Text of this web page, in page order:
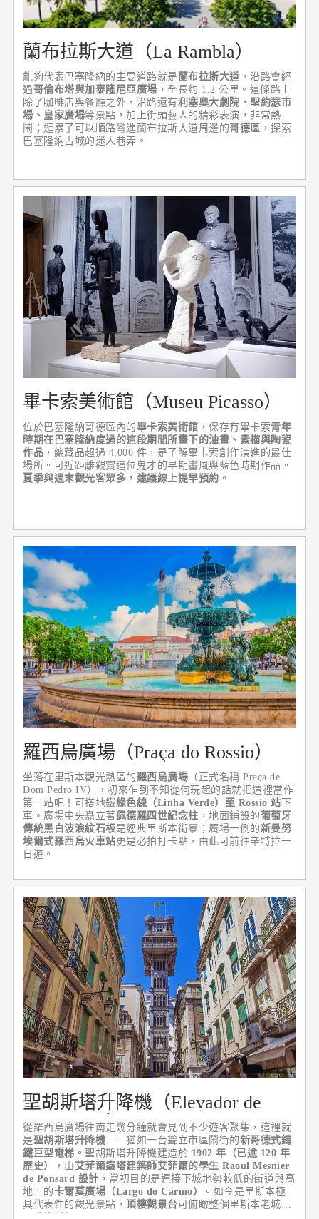
蘭布拉斯大道（La Rambla）
能夠代表巴塞隆納的主要道路就是蘭布拉斯大道 ，沿路會經
過哥倫布塔與加泰隆尼亞廣場 ，全長約 1.2 公里。這條路上
除了咖啡店與餐廳之外，沿路還有利塞奧大劇院、聖約瑟市
場、皇家廣場等景點，加上街頭藝人的精彩表演，非常熱
鬧；逛累了可以順路彎進蘭布拉斯大道周邊的哥德區 ，探索
巴塞隆納古城的迷人巷弄。
畢卡索美術館（Museu Picasso）
位於巴塞隆納哥德區內的畢卡索美術館 ，保存有畢卡索青年
時期在巴塞隆納度過的這段期間所畫下的油畫、素描與陶瓷
作品 ，總藏品超過 4,000 件，是了解畢卡索創作演進的最佳
場所。可近距離觀賞這位鬼才的早期畫風與藍色時期作品。
夏季與週末觀光客眾多，建議線上提早預約 。
羅西烏廣場（Praça do Rossio）
坐落在里斯本觀光熱區的 羅西烏廣場 （正式名稱 Praça de
Dom Pedro IV），初來乍到不知從何玩起的話就把這裡當作
第一站吧！可搭地鐵綠色線（Linha Verde）至 Rossio 站 下
車。廣場中央矗立著佩德羅四世紀念柱 ，地面鋪設的葡萄牙
傳統黑白波浪紋石板是經典里斯本街景；廣場一側的新曼努
埃爾式羅西烏火車站 更是必拍打卡點，由此可前往辛特拉一
日遊。
聖胡斯塔升降機（Elevador de
Santa Justa）
從羅西烏廣場往南走幾分鐘就會見到不少遊客聚集，這裡就
是聖胡斯塔升降機——猶如一台聳立市區鬧街的新哥德式鑄
鐵巨型電梯 。聖胡斯塔升降機建造於 1902 年（已逾 120 年
歷史）
，由 艾菲爾鐵塔建築師艾菲爾的學生 Raoul Mesnier
de Ponsard 設計 ，當初目的是連接下城地勢較低的街道與高
地上的卡爾莫廣場（Largo do Carmo）
。如今是里斯本極
具代表性的觀光景點，頂樓觀景台 可俯瞰整個里斯本老城與